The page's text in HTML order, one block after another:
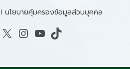
I นโยบายคุ้มครองข้อมูลส่วนบุคคล
X Instagram YouTube TikTok